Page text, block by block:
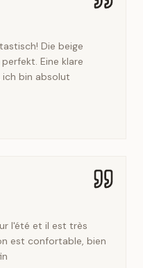
Die beige
Eine klare
ich bin absolut
l'été et il est très
est confortable, bien